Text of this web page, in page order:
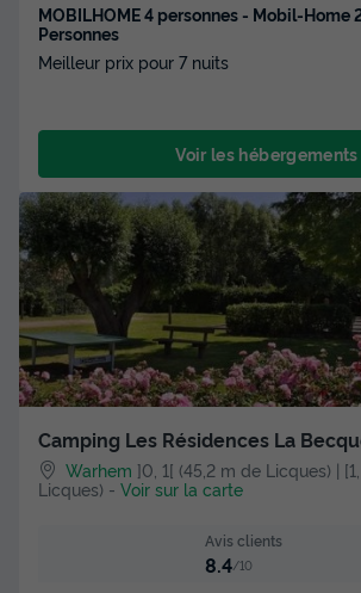
MOBILHOME 4 personnes - Mobil-Home
Personnes
Meilleur prix pour 7 nuits
Voir les hébergements
Camping Les Résidences La
Warhem ]0, 1[ (45,2 m de Licques) |
Licques) - Voir sur la carte
Avis clients
8.4/10